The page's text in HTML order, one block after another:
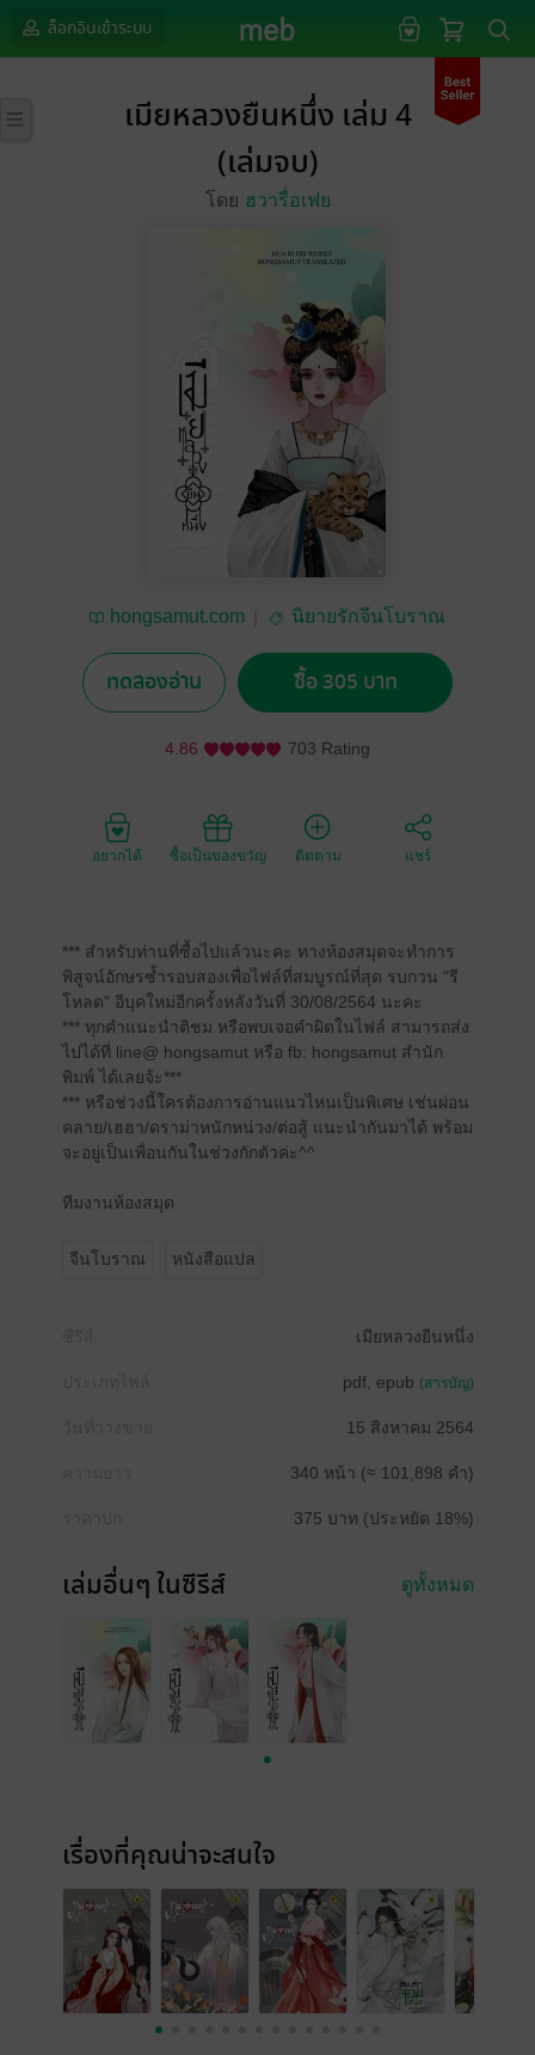
ล็อกอินเข้าระบบ
เมียหลวงยืนหนึ่ง เล่ม 4
(เล่มจบ)
โดย ฮวารื่อเฟย
hongsamut.com นิยายรักจีนโบราณ
ทดลองอ่าน ซื้อ 305 บาท
4.86 703 Rating
อยากได้ ซื้อเป็นของขวัญ ติดตาม แชร์
*** สำหรับท่านที่ซื้อไปแล้วนะคะ ทางห้องสมุดจะทำการ
พิสูจน์อักษรซ้ำรอบสองเพื่อไฟล์ที่สมบูรณ์ที่สุด รบกวน "รี
โหลด" อีบุคใหม่อีกครั้งหลังวันที่ 30/08/2564 นะคะ
*** ทุกคำแนะนำติชม หรือพบเจอคำผิดในไฟล์ สามารถส่ง
ไปได้ที่ line@ hongsamut หรือ fb: hongsamut สำนัก
พิมพ์ ได้เลยจ้ะ***
*** หรือช่วงนี้ใครต้องการอ่านแนวไหนเป็นพิเศษ เช่นผ่อน
คลาย/เฮฮา/ดราม่าหนักหน่วง/ต่อสู้ แนะนำกันมาได้ พร้อม
จะอยู่เป็นเพื่อนกันในช่วงกักตัวค่ะ^^
ทีมงานห้องสมุด
จีนโบราณ หนังสือแปล
เมียหลวงยืนหนึ่ง
pdf, epub (สารบัญ)
15 สิงหาคม 2564
340 หน้า (≈ 101,898 คำ)
375 บาท (ประหยัด 18%)
เล่มอื่นๆ ในซีรีส์ ดูทั้งหมด
เรื่องที่คุณน่าจะสนใจ